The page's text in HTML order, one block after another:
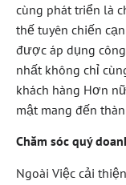
cùng phát triển là
thế tuyên chiến
được áp dụng
nhất không chỉ
khách hàng Hơn
mật mang đến
Chăm sóc quý
Ngoài Việc cải